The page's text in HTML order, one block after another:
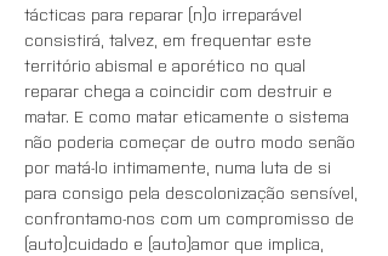
tácticas para reparar (n)o irreparável
consistirá, talvez, em frequentar este
território abismal e aporético no qual
reparar chega a coincidir com destruir e
matar. E como matar eticamente o sistema
não poderia começar de outro modo senão
por matá-lo intimamente, numa luta de si
para consigo pela descolonização sensível,
confrontamo-nos com um compromisso de
(auto)cuidado e (auto)amor que implica,